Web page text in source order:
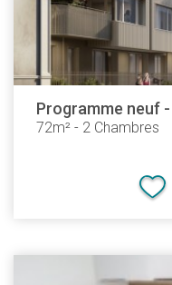
Programme neuf -
72m² - 2 Chambres